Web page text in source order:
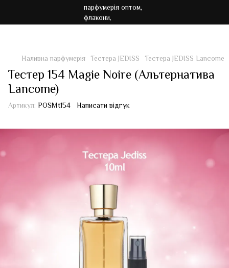
Наливна парфумерія Тестера JEDISS Тестера JEDISS Lancome
Тестер 154 Magie Noire (Альтернатива
Lancome)
Артикул: POSMt154 Написати відгук